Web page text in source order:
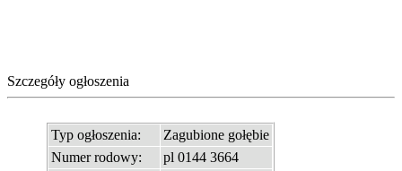
Szczegóły ogłoszenia
Typ ogłoszenia:
Zagubione gołębie
Numer rodowy:
pl 0144 3664